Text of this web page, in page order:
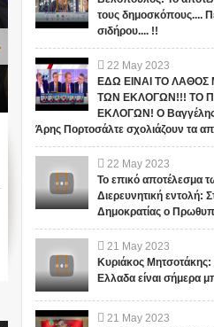
George Papadopoulos:
Το FBI οι Ρώσοι και οι
Έλληνες φίλοι του Τραμπ
(adsbygoogle =
[]).push({}); Ο πρώην
σύμβουλος του Donald Trump,
ομογ...
τους δημοσκόπους....
σιδήρου.... !!
22 May 2023
ΕΔΩ ΕΙΝΑΙ ΤΟ
ΤΩΝ ΕΚΛΟΓΩΝ!!! ΤΟ
ΕΚΛΟΓΩΝ! Ο Βαγγέλης
Άρης Πορτοσάλτε σχολιάζουν τα
22 May 2023
Το επικό αποτέλεσμα
Διερευνητική εντολή:
Δημοκρατίας ο
21 May 2023
Κυριάκος Μητσοτάκης:
Ελλαδα είναι σήμερα
21 May 2023